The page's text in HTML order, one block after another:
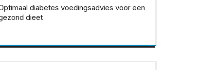
diabetes voedingsadvies voor een
dieet